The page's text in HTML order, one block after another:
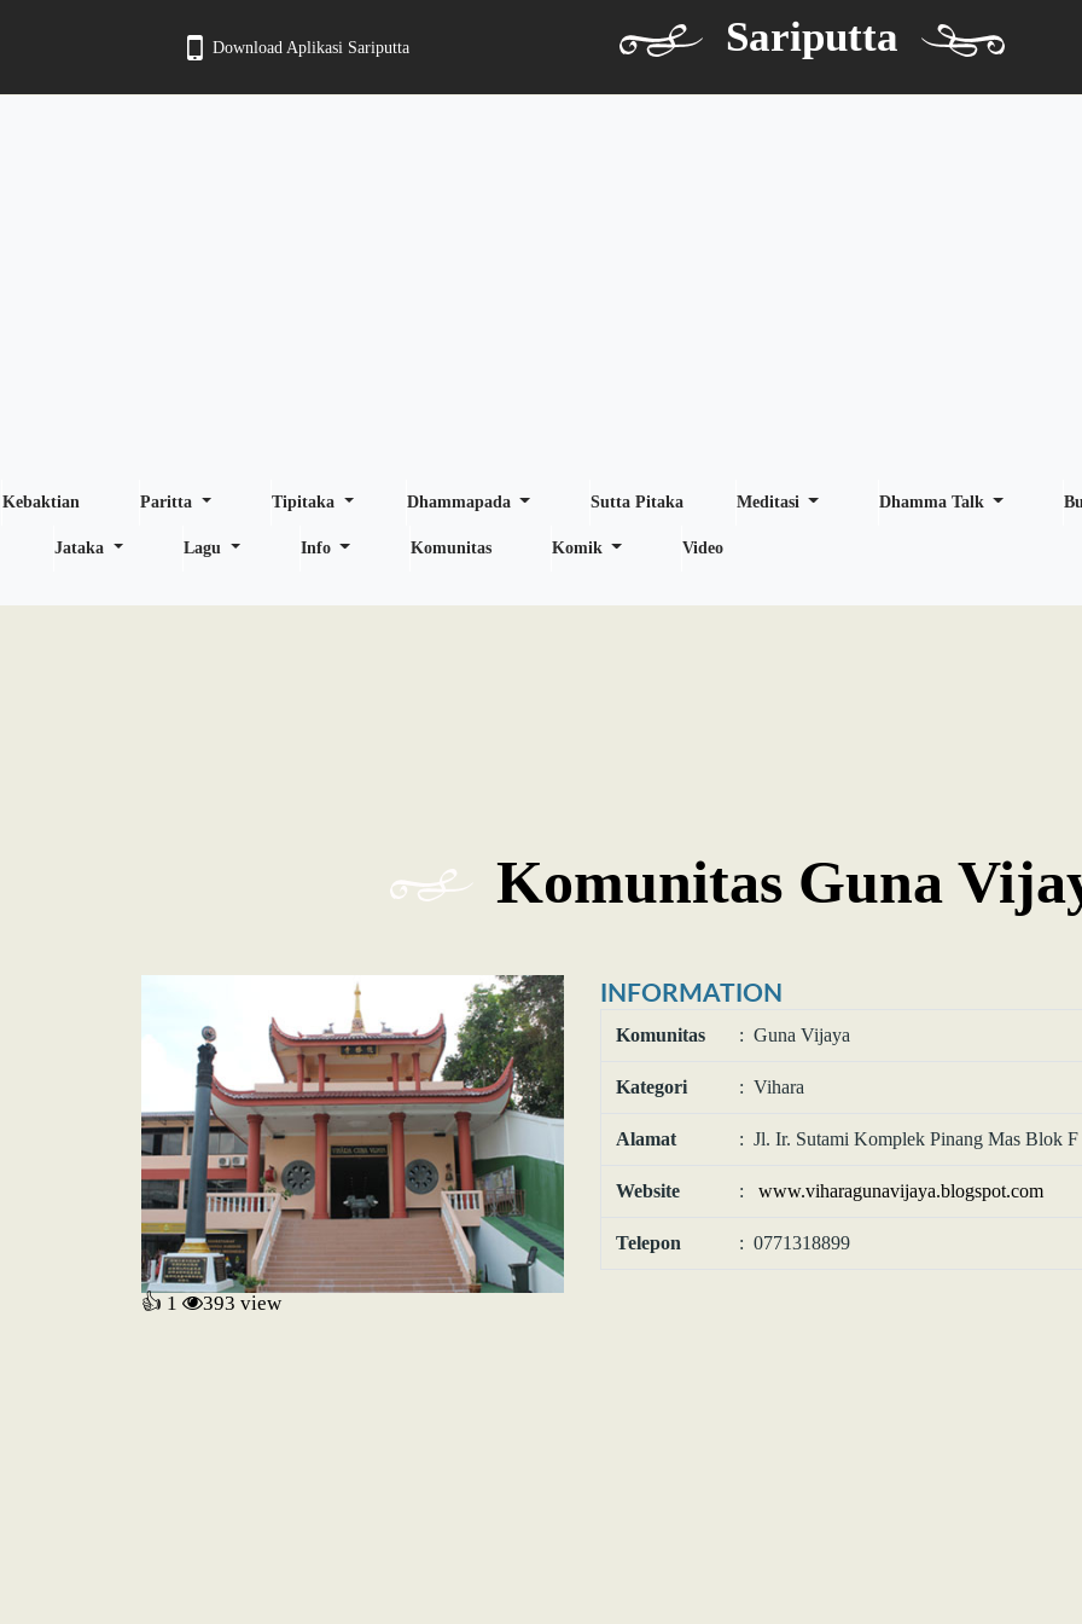
Download Aplikasi Sariputta Sariputta
Kebaktian Paritta Tipitaka Dhammapada Sutta Pitaka Meditasi Dhamma Talk
Jataka Lagu Info Komunitas Komik Video
Komunitas Guna
👍 1 393 view
INFORMATION
Komunitas : Guna Vijaya
Kategori : Vihara
Alamat : Jl. Ir. Sutami Komplek Pinang Mas Blok
Website : www.viharagunavijaya.blogspot.com
Telepon : 0771318899